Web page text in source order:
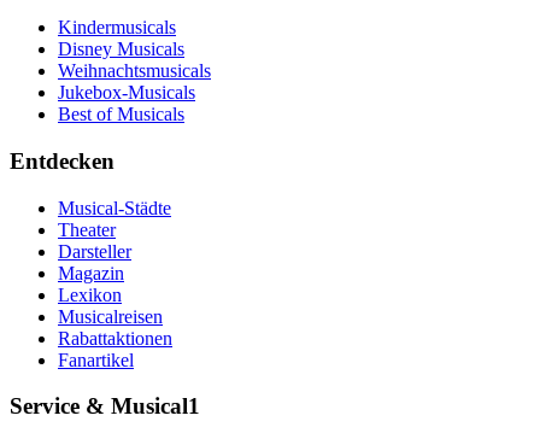
Kindermusicals
Disney Musicals
Weihnachtsmusicals
Jukebox-Musicals
Best of Musicals
Entdecken
Musical-Städte
Theater
Darsteller
Magazin
Lexikon
Musicalreisen
Rabattaktionen
Fanartikel
Service & Musical1